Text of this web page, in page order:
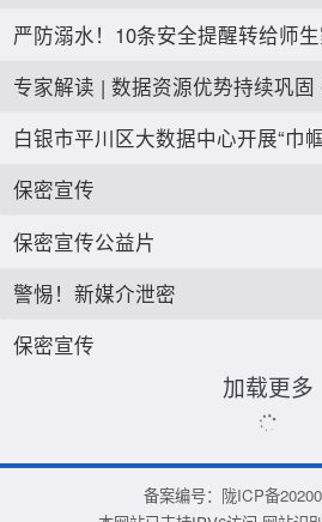
严防溺水！10条安全提醒转给师
专家解读 | 数据资源优势持续巩固
白银市平川区大数据中心开展“巾
保密宣传
保密宣传公益片
警惕！新媒介泄密
保密宣传
加载更多
备案编号： 陇ICP备